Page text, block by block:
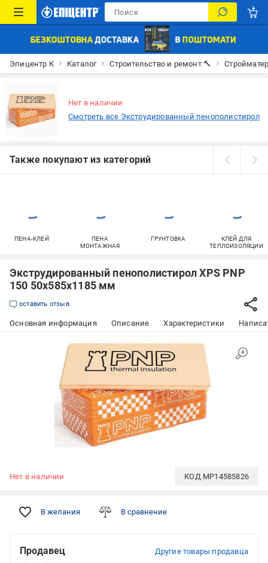
Эпицентр К Каталог Строительство и ремонт 🔨
Нет в наличии
Смотреть все Экструдированный пенополистирол
Также покупают из категорий
ПЕНА-КЛЕЙ
ПЕНА
МОНТАЖНАЯ
ГРУНТОВКА
КЛЕЙ ДЛЯ
ТЕПЛОИЗОЛЯЦИИ
Экструдированный пенополистирол XPS PNP
150 50х585х1185 мм
оставить отзыв
Основная информация Описание Характеристики
Нет в наличии КОД MP14585826
В желания В сравнение
Продавец Другие товары продавца